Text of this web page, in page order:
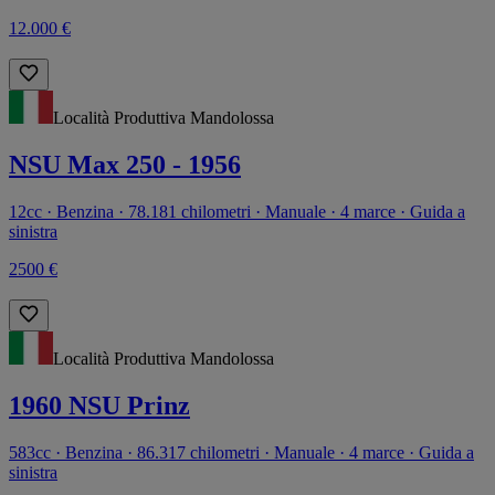
12.000 €
Località Produttiva Mandolossa
NSU Max 250 - 1956
12cc · Benzina · 78.181 chilometri · Manuale · 4 marce · Guida a
sinistra
2500 €
Località Produttiva Mandolossa
1960 NSU Prinz
583cc · Benzina · 86.317 chilometri · Manuale · 4 marce · Guida a
sinistra